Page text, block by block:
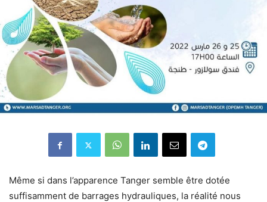
Même si dans l’apparence Tanger semble être dotée
suffisamment de barrages hydrauliques, la réalité nous